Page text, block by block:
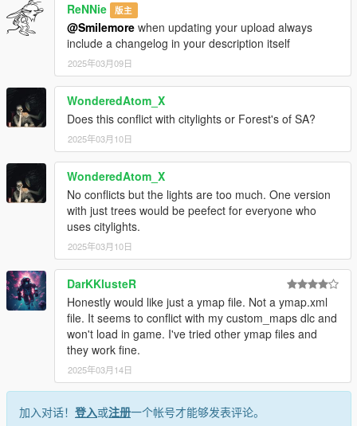
ReNNie 版主
@Smilemore when updating your upload always
include a changelog in your description itself
2025年03月09日
WonderedAtom_X
Does this conflict with citylights or Forest's of SA?
2025年03月10日
WonderedAtom_X
No conflicts but the lights are too much. One version
with just trees would be peefect for everyone who
uses citylights.
2025年03月10日
DarKKlusteR
Honestly would like just a ymap file. Not a ymap.xml
file. It seems to conflict with my custom_maps dlc and
won't load in game. I've tried other ymap files and
they work fine.
2025年03月14日
加入对话！ 登入或注册一个帐号才能够发表评论。